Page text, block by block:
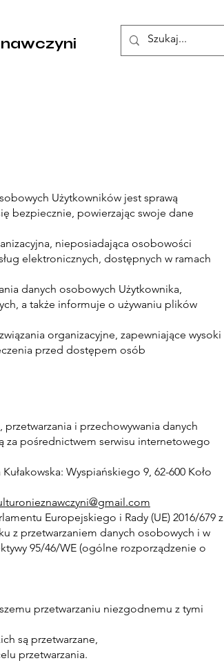
Użytkowników jest sprawą
bezpiecznie, powierzając swoje dane
nieposiadająca osobowości
elektronicznych, dostępnych w ramach
danych osobowych Użytkownika,
a także informuje o używaniu plików
organizacyjne, zapewniające wysoki
przed dostępem osób
i przechowywania danych
za pośrednictwem serwisu internetowego
Wyspiańskiego 9, 62-600 Koło
Europejskiego i Rady (UE) 2016/679 z
z przetwarzaniem danych osobowych i w
95/46/WE (ogólne rozporządzenie o
przetwarzaniu niezgodnemu z tymi
są przetwarzane,
przetwarzania.